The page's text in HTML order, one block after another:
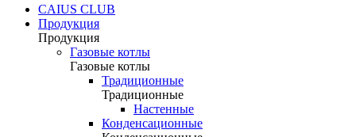
CAIUS CLUB
Продукция
Продукция
Газовые котлы
Газовые котлы
Традиционные
Традиционные
Настенные
Конденсационные